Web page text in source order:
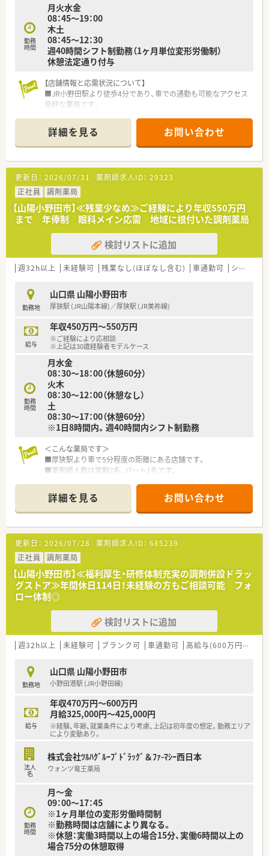
勤務
時間
月火水金
08：45～19：00
木土
08：45～12：30
週40時間シフト制勤務（1ヶ月単位変形労働制）
休憩法定通り付与
【店舗情報と応需状況について】
■JR小野田駅より徒歩4分であり、車での通勤も可能なアクセス
良好な薬局です。
方箋を応需しています。
■処方箋枚数は1日平均80枚程度で、複数の薬剤師が協力して丁
寧に対応しています。
【募集背景と求める人物像について】
■今回は、店舗体制の維持・強化を目的とした、正社員募集とな
ります。
■患者様とのコミュニケーションを大切にし、丁寧な服薬指導が
できる方を歓迎します。
■協調性があり、スタッフと協力して働きやすい職場作りができ
る方を求めています。
【法人特徴について】
■山口県を中心に30店舗以上を展開し、地域社会への貢献を重
■「くるみん」認定や「イクメン応援企業」登録など、子育て支援
に積極的に取り組んでいます。
■有給休暇取得率は90％以上、育休復帰率は100％と、働きやす
さが数字にも表れています。
詳細を見る お問い合わせ
更新日： 2026/07/31 薬剤師求人ID： 29323
正社員
調剤薬局
【山陽小野田市】≪残業少なめ≫ご経験により年収550万円
まで 年俸制 眼科メイン応需 地域に根付いた調剤薬局
検討リストに追加
週32h以上 未経験可 残業なし(ほぼなし含む) 車通勤可 シフト制
勤務地
山口県 山陽小野田市
厚狭駅 (JR山陽本線)／厚狭駅 (JR美祢線)
給与
年収450万円～550万円
※ご経験により応相談
※上記は30歳経験者モデルケース
勤務
時間
月水金
08：30～18：00（休憩60分）
火木
08：30～12：00（休憩なし）
土
08：30～17：00（休憩60分）
※1日8時間内。週40時間内シフト制勤務
＜こんな薬局です＞
■厚狭駅より車で5分程度の距離にある店舗です。
■薬剤師人数は常勤2名、パート1名です。
＜業務内容＞
■近隣クリニックより眼科をメインに、内科や小児科等幅広い処
方を応需しています。
■処方箋枚数は約80枚/日です。
＜研修制度＞
■現場の先輩薬剤師より指導を受けて頂きます。
＜法人特徴＞
■山陽小野田市・山口市・下関市に1店舗ずつ展開している調剤薬
局です。
■社長も薬剤師として現場でご活躍されています。
■週32時間の時短正社員の対応もあり、ライフイベントにあわ
せた勤務体制が整っています。
■地域に根付いた調剤薬局で働きたい方
■残業少なめでメリハリをつけて働きたい方
詳細を見る お問い合わせ
更新日： 2026/07/28 薬剤師求人ID： 685239
正社員
調剤薬局
【山陽小野田市】≪福利厚生・研修体制充実の調剤併設ドラッ
グストア≫年間休日114日！未経験の方もご相談可能 フォ
ロー体制◎
検討リストに追加
週32h以上 未経験可 ブランク可 車通勤可 高給与(600万円以上)
勤務地
山口県 山陽小野田市
小野田港駅 (JR小野田線)
給与
年収470万円～600万円
月給325,000円～425,000円
※経験、年齢、就業条件により考慮、上記は初年度の想定。勤務エリア
により変動あり。
法人
名
株式会社ﾂﾙﾊｸﾞﾙｰﾌﾟﾄﾞﾗｯｸﾞ＆ﾌｧ-ﾏｼｰ西日本
ウォンツ竜王薬局
勤務
時間
月～金
09：00～17：45
※1ヶ月単位の変形労働時間制
※勤務時間は店舗により異なる。
※休憩：実働3時間以上の場合15分、実働6時間以上の
場合75分の休憩取得